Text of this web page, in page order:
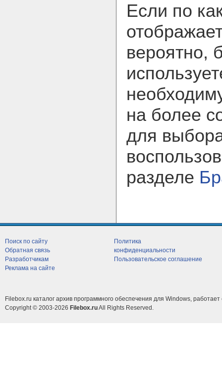
Если по
вероятно,
на более
для
разделе
Поиск по сайту
Обратная связь
Разработчикам
Реклама на сайте
Политика
конфиденциальности
Пользовательское соглашение
Filebox.ru каталог архив программного обеспечения для Windows, работает
Copyright © 2003-2026 Filebox.ruAll Rights Reserved.